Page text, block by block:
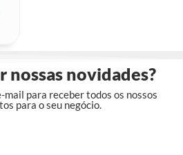
nossas novidades?
para receber todos os nossos
para o seu negócio.